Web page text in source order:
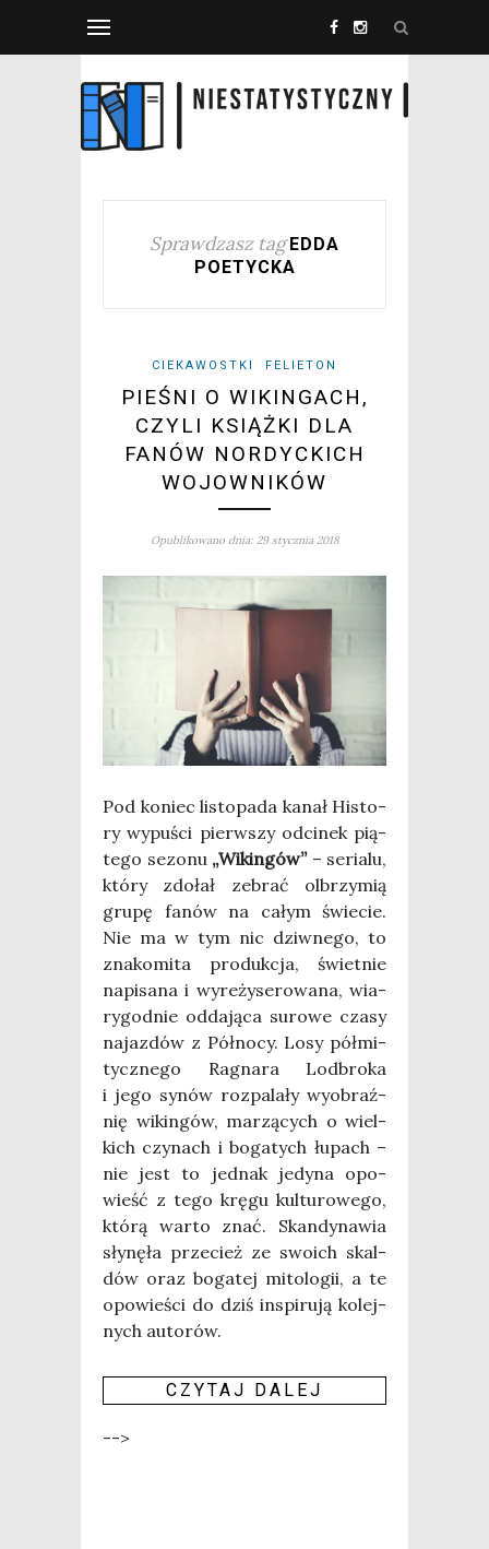
Sprawdzasz tag EDDA
POETYCKA
CIEKAWOSTKI FELIETON
PIEŚNI O WIKINGACH,
CZYLI KSIĄŻKI DLA
FANÓW NORDYCKICH
WOJOWNIKÓW
Opublikowano dnia: 29 stycznia 2018
Pod koniec listo­pa­da kanał Histo­
ry wypu­ści pierw­szy odci­nek pią­
te­go sezo­nu „Wikin­gów”– seria­lu,
któ­ry zdo­łał zebrać olbrzy­mią
gru­pę fanów na całym świe­cie.
Nie ma w tym nic dziw­ne­go, to
zna­ko­mi­ta pro­duk­cja, świet­nie
napi­sa­na i wyre­ży­se­ro­wa­na, wia­
ry­god­nie odda­ją­ca suro­we cza­sy
najaz­dów z Pół­no­cy. Losy pół­mi­
tycz­ne­go Ragna­ra Lod­bro­ka
i jego synów roz­pa­la­ły wyobraź­
nię wikin­gów, marzą­cych o wiel­
kich czy­nach i boga­tych łupach –
nie jest to jed­nak jedy­na opo­
wieść z tego krę­gu kul­tu­ro­we­go,
któ­rą war­to znać. Skan­dy­na­wia
sły­nę­ła prze­cież ze swo­ich skal­
dów oraz boga­tej mito­lo­gii, a te
opo­wie­ści do dziś inspi­ru­ją kolej­
nych auto­rów.
CZY­TAJ DALEJ
-->